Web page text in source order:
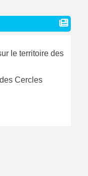
le territoire des
Cercles